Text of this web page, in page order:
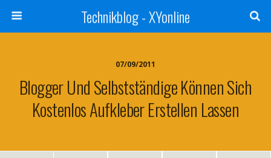
Technikblog - XYonline
07/09/2011
Blogger Und Selbstständige Können Sich
Kostenlos Aufkleber Erstellen Lassen